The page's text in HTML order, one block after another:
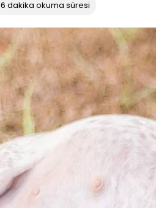
6 dakika okuma süresi